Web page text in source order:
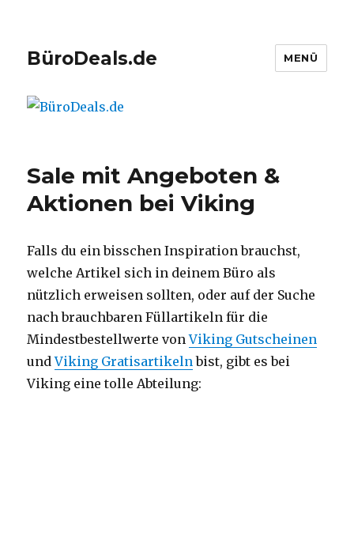
BüroDeals.de MENÜ
Sale mit Angeboten &
Aktionen bei Viking
Falls du ein bisschen Inspiration brauchst,
welche Artikel sich in deinem Büro als
nützlich erweisen sollten, oder auf der Suche
nach brauchbaren Füllartikeln für die
Mindestbestellwerte vonViking Gutscheinen
undViking Gratisartikeln bist, gibt es bei
Viking eine tolle Abteilung: